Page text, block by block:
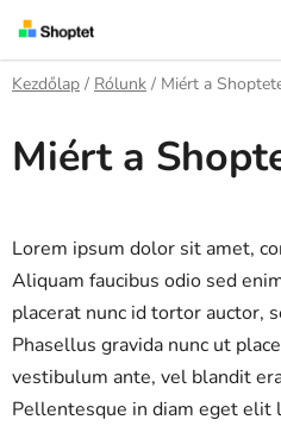
fő
tartalomhoz
Kezdőlap / Rólunk / Miért a
Miért a
Lorem ipsum dolor sit amet,
Aliquam faucibus odio sed
placerat nunc id tortor auctor,
Phasellus gravida nunc ut
vestibulum ante, vel blandit
Pellentesque in diam eget elit